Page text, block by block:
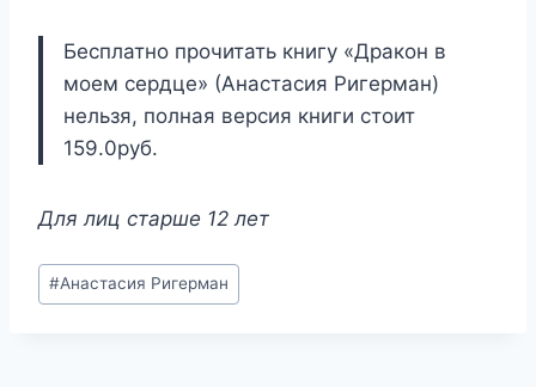
Бесплатно прочитать книгу «Дракон в
моем сердце» (Анастасия Ригерман)
нельзя, полная версия книги стоит
159.0руб.
Для лиц старше 12 лет
Метки
записи:
#Анастасия Ригерман